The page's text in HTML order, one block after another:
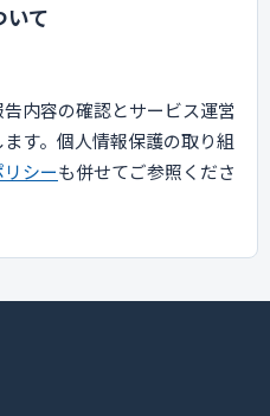
て
内容の確認とサービス運営
す。個人情報保護の取り組
シーも併せてご参照くださ